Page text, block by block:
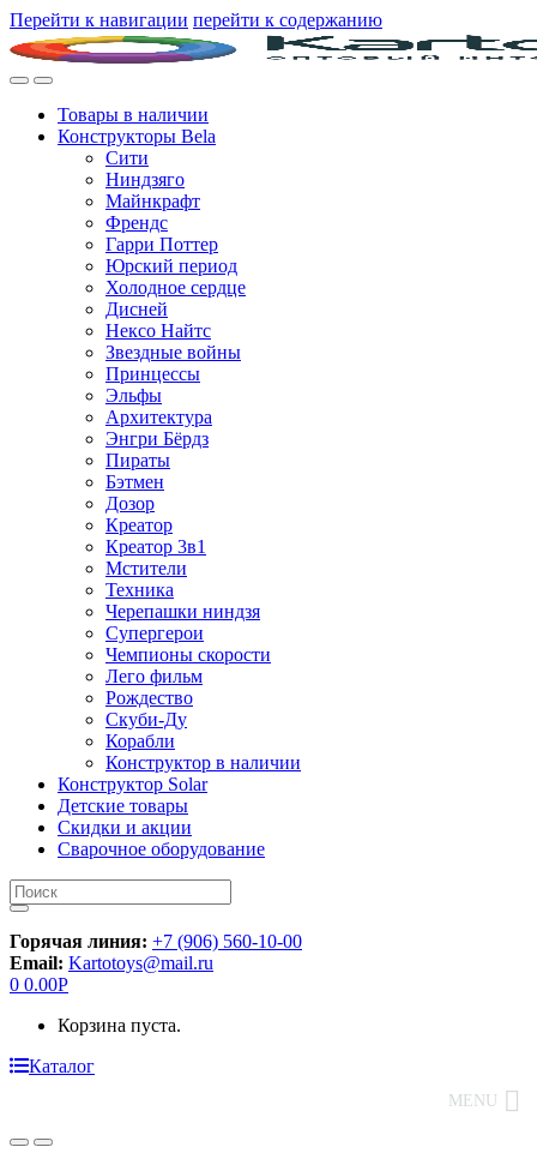
Перейти к навигации перейти к содержанию
Товары в наличии
Конструкторы Bela
Сити
Ниндзяго
Майнкрафт
Френдс
Гарри Поттер
Юрский период
Холодное сердце
Дисней
Нексо Найтс
Звездные войны
Принцессы
Эльфы
Архитектура
Энгри Бёрдз
Пираты
Бэтмен
Дозор
Креатор
Креатор 3в1
Мстители
Техника
Черепашки ниндзя
Супергерои
Чемпионы скорости
Лего фильм
Рождество
Скуби-Ду
Корабли
Конструктор в наличии
Конструктор Solar
Детские товары
Скидки и акции
Сварочное оборудование
Искать:
Горячая линия: +7 (906) 560-10-00
Email: Kartotoys@mail.ru
0 0.00Р
Корзина пуста.
Каталог
MENU